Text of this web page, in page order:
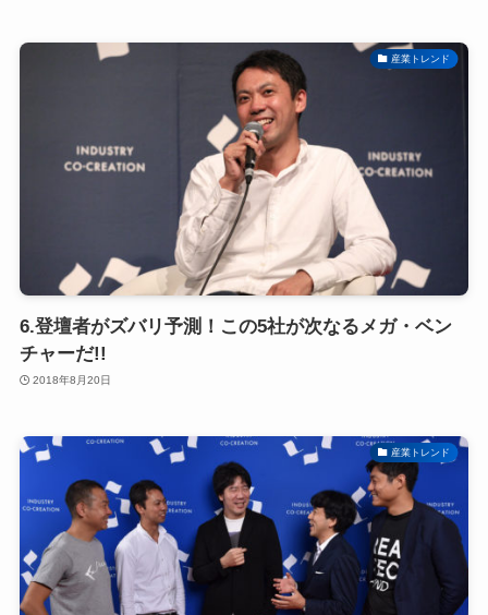
産業トレンド
6.登壇者がズバリ予測！この5社が次なるメガ・ベン
チャーだ!!
2018年8月20日
産業トレンド